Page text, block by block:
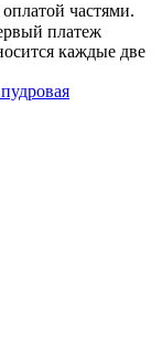
частями.
платеж
каждые две